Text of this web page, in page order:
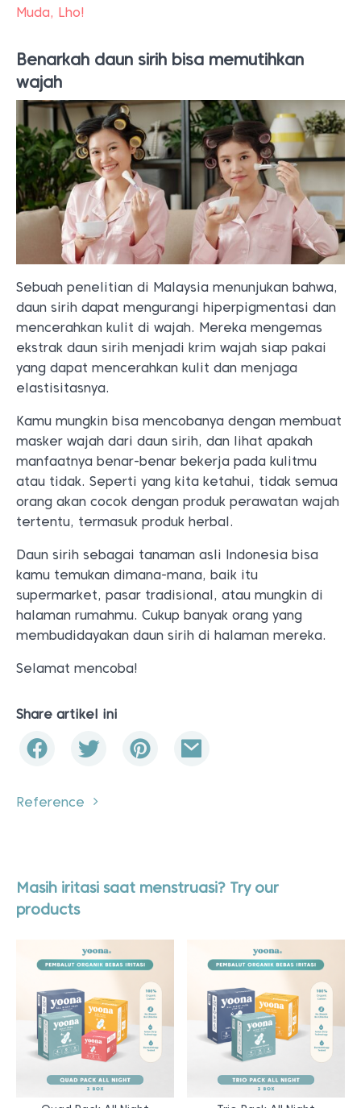
Muda, Lho!
Benarkah daun sirih bisa memutihkan
wajah
Sebuah penelitian di Malaysia menunjukan bahwa,
daun sirih dapat mengurangi hiperpigmentasi dan
mencerahkan kulit di wajah. Mereka mengemas
ekstrak daun sirih menjadi krim wajah siap pakai
yang dapat mencerahkan kulit dan menjaga
elastisitasnya.
Kamu mungkin bisa mencobanya dengan membuat
masker wajah dari daun sirih, dan lihat apakah
manfaatnya benar-benar bekerja pada kulitmu
atau tidak. Seperti yang kita ketahui, tidak semua
orang akan cocok dengan produk perawatan wajah
tertentu, termasuk produk herbal.
Daun sirih sebagai tanaman asli Indonesia bisa
kamu temukan dimana-mana, baik itu
supermarket, pasar tradisional, atau mungkin di
halaman rumahmu. Cukup banyak orang yang
membudidayakan daun sirih di halaman mereka.
Selamat mencoba!
Share artikel ini
Reference
Masih iritasi saat menstruasi? Try our
products